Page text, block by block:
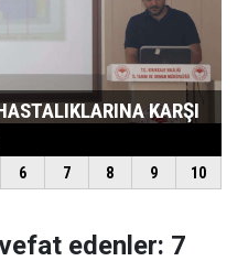
vefat edenler: 7